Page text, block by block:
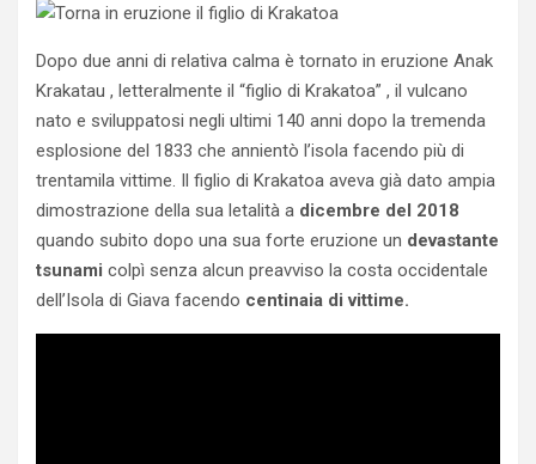
Dopo due anni di relativa calma è tornato in eruzione Anak
Krakatau , letteralmente il “figlio di Krakatoa” , il vulcano
nato e sviluppatosi negli ultimi 140 anni dopo la tremenda
esplosione del 1833 che annientò l’isola facendo più di
trentamila vittime. Il figlio di Krakatoa aveva già dato ampia
dimostrazione della sua letalità a dicembre del 2018
quando subito dopo una sua forte eruzione un devastante
tsunami colpì senza alcun preavviso la costa occidentale
dell’Isola di Giava facendo centinaia di vittime.